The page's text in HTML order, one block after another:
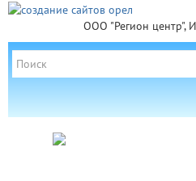
ООО "Регион центр",